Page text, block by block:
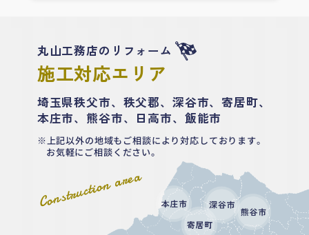
Construction area
丸山工務店のリフォーム
施工対応エリア
埼玉県秩父市、秩父郡、深谷市、寄居町、
本庄市、熊谷市、日高市、飯能市
上記以外の地域もご相談により対応しております。
お気軽にご相談ください。